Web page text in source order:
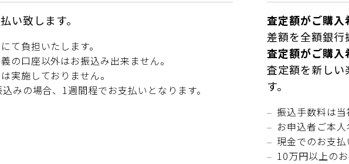
い致します。
て負担いたします。
の口座以外はお振込み出来ません。
実施しておりません。
みの場合、1週間程でお支払いとなります。
査定額がご購入
差額を全額銀行
査定額がご購入
査定額を新しい
す。
振込手数料は当
お申込者ご本
現金でのお支払
10万円以上の